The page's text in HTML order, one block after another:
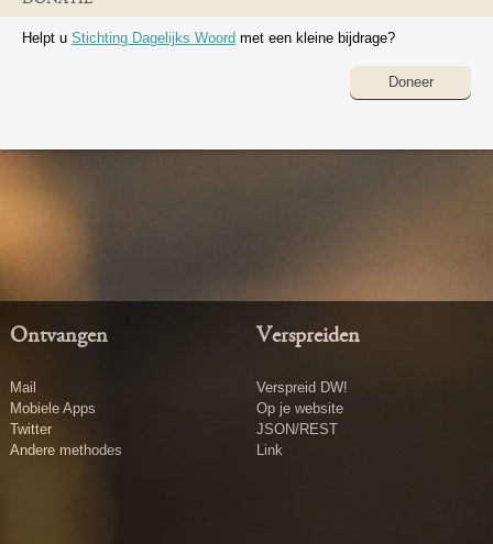
Helpt u Stichting Dagelijks Woord met een kleine bijdrage?
Doneer
Ontvangen
Mail
Mobiele Apps
Twitter
Andere methodes
Verspreiden
Verspreid DW!
Op je website
JSON/REST
Link